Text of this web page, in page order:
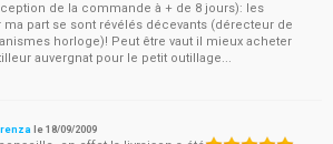
de la commande à + de 8 jours): les
part se sont révélés décevants (dérecteur de
horloge)! Peut être vaut il mieux acheter
auvergnat pour le petit outillage...
le18/09/2009